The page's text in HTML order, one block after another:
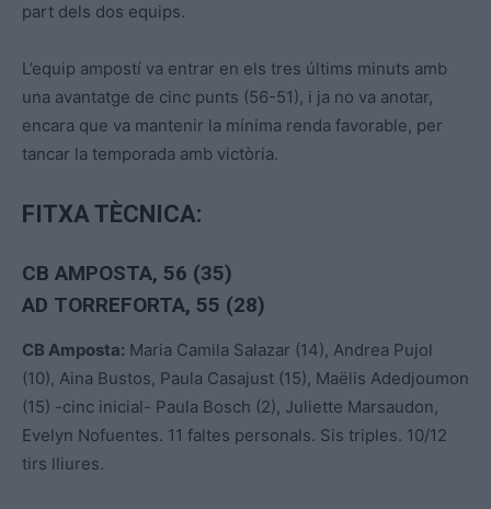
part dels dos equips.
L’equip ampostí va entrar en els tres últims minuts amb
una avantatge de cinc punts (56-51), i ja no va anotar,
encara que va mantenir la mínima renda favorable, per
tancar la temporada amb victòria.
FITXA TÈCNICA:
CB AMPOSTA, 56 (35)
AD TORREFORTA, 55 (28)
CB Amposta: Maria Camila Salazar (14), Andrea Pujol
(10), Aina Bustos, Paula Casajust (15), Maëlis Adedjoumon
(15) -cinc inicial- Paula Bosch (2), Juliette Marsaudon,
Evelyn Nofuentes. 11 faltes personals. Sis triples. 10/12
tirs lliures.